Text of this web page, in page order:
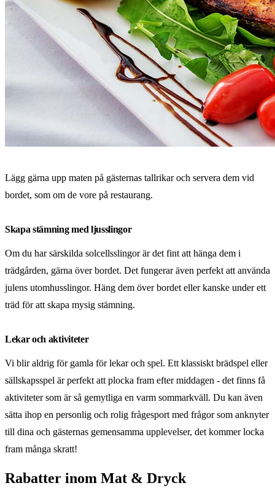
Lägg gärna upp maten på gästernas tallrikar och servera dem vid
bordet, som om de vore på restaurang.
Skapa stämning med ljusslingor
Om du har särskilda solcellsslingor är det fint att hänga dem i
trädgården, gärna över bordet. Det fungerar även perfekt att använda
julens utomhusslingor. Häng dem över bordet eller kanske under ett
träd för att skapa mysig stämning.
Lekar och aktiviteter
Vi blir aldrig för gamla för lekar och spel. Ett klassiskt brädspel eller
sällskapsspel är perfekt att plocka fram efter middagen - det finns få
aktiviteter som är så gemytliga en varm sommarkväll. Du kan även
sätta ihop en personlig och rolig frågesport med frågor som anknyter
till dina och gästernas gemensamma upplevelser, det kommer locka
fram många skratt!
Rabatter inom Mat & Dryck